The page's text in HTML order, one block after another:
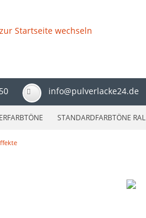
info@pulverlacke24.de
STANDARDFARBTÖNE RAL